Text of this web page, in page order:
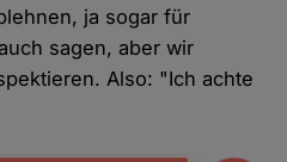
ja sogar für
sagen, aber wir
Also: "Ich achte